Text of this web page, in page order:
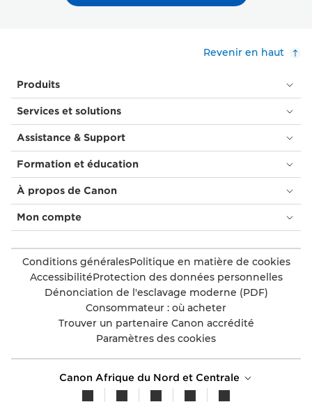
Revenir en haut
Produits
Services et solutions
Assistance & Support
Formation et éducation
À propos de Canon
Mon compte
Conditions généralesPolitique en matière de cookies
AccessibilitéProtection des données personnelles
Dénonciation de l'esclavage moderne (PDF)
Consommateur : où acheter
Trouver un partenaire Canon accrédité
Paramètres des cookies
Canon Afrique du Nord et Centrale